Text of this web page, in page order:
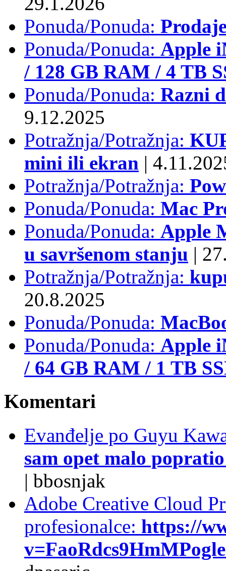
Ponuda/Ponuda:
Ponuda/Ponuda: Apple
/ 128 GB RAM / 4 TB
Ponuda/Ponuda: Razni
9.12.2025
Potražnja/Potražnja:
mini ili ekran |
Potražnja/Potražnja:
Ponuda/Ponuda: Mac
Ponuda/Ponuda: Apple
u savršenom stanju |
Potražnja/Potražnja:
20.8.2025
Ponuda/Ponuda:
Ponuda/Ponuda: Apple
/ 64 GB RAM / 1 TB
Komentari
Evanđelje po Guyu
sam opet malo
| bbosnjak
Adobe Creative Cloud
profesionalce: https://